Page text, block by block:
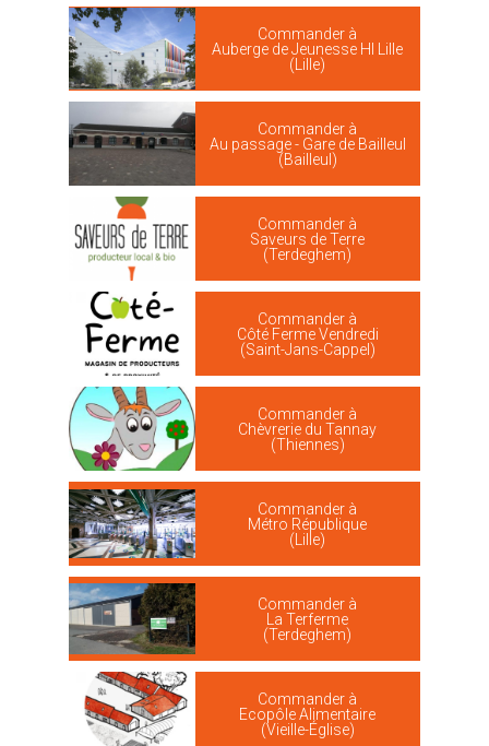
Commander à
Auberge de Jeunesse HI Lille
(Lille)
Commander à
Au passage - Gare de Bailleul
(Bailleul)
Commander à
Saveurs de Terre
(Terdeghem)
Commander à
Côté Ferme Vendredi
(Saint-Jans-Cappel)
Commander à
Chèvrerie du Tannay
(Thiennes)
Commander à
Métro République
(Lille)
Commander à
La Terferme
(Terdeghem)
Commander à
Ecopôle Alimentaire
(Vieille-Église)